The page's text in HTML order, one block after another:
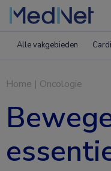
Alle vakgebieden
Home | Oncologie